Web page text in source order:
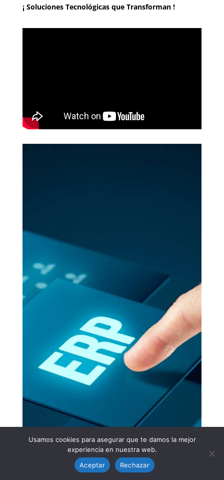
¡ Soluciones Tecnológicas que Transforman !
Usamos cookies para asegurar que te damos la mejor
experiencia en nuestra web.
Aceptar
Rechazar